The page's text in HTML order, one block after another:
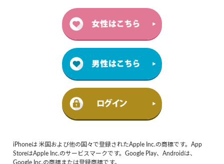
iPhoneは 米国および他の国々で登録されたApple Inc.の商標です。App
StoreはApple Inc.のサービスマークです。Google Play、Androidは、
Google Inc.の商標または登録商標です。